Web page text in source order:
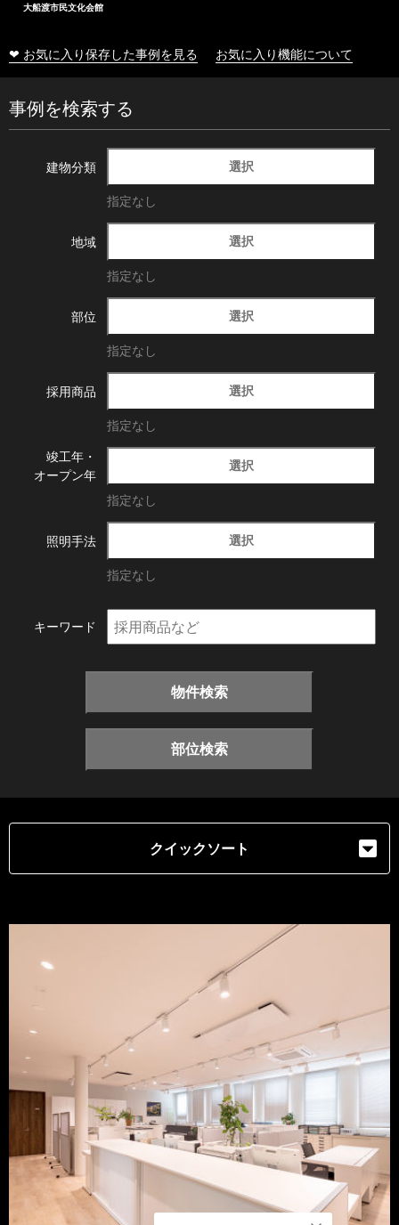
大船渡市民文化会館
❤ お気に入り保存した事例を見る お気に入り機能について
事例を検索する
建物分類 選択
指定なし
地域 選択
指定なし
部位 選択
指定なし
採用商品 選択
指定なし
竣工年・
オープン年
選択
指定なし
照明手法 選択
指定なし
キーワード
物件検索
部位検索
クイックソート